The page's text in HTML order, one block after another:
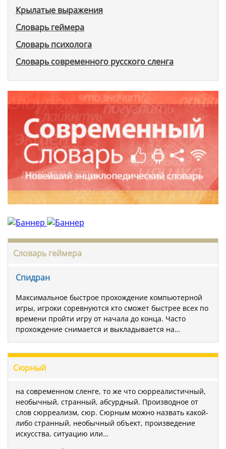
Крылатые выражения
Словарь геймера
Словарь психолога
Словарь современного русского сленга
Словарь геймера
Спидран
Максимальное быстрое прохождение компьютерной
игры, игроки соревнуются кто сможет быстрее всех по
времени пройти игру от начала до конца. Часто
прохождение снимается и выкладывается на…
Сюрный
на современном сленге, то же что сюрреалистичный,
необычный, странный, абсурдный. Производное от
слов сюрреализм, сюр. Сюрным можно назвать какой-
либо странный, необычный объект, произведение
искусства, ситуацию или…